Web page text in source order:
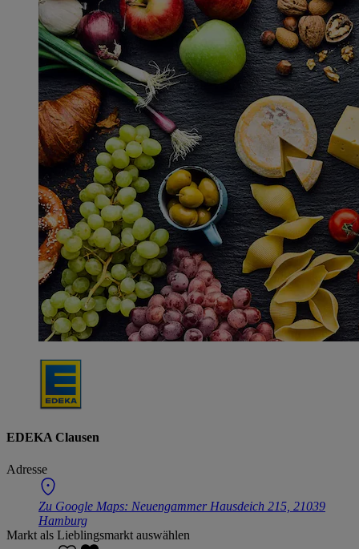
EDEKA Clausen
Adresse
Zu Google Maps: Neuengammer Hausdeich 215, 21039
Hamburg
Markt als Lieblingsmarkt auswählen